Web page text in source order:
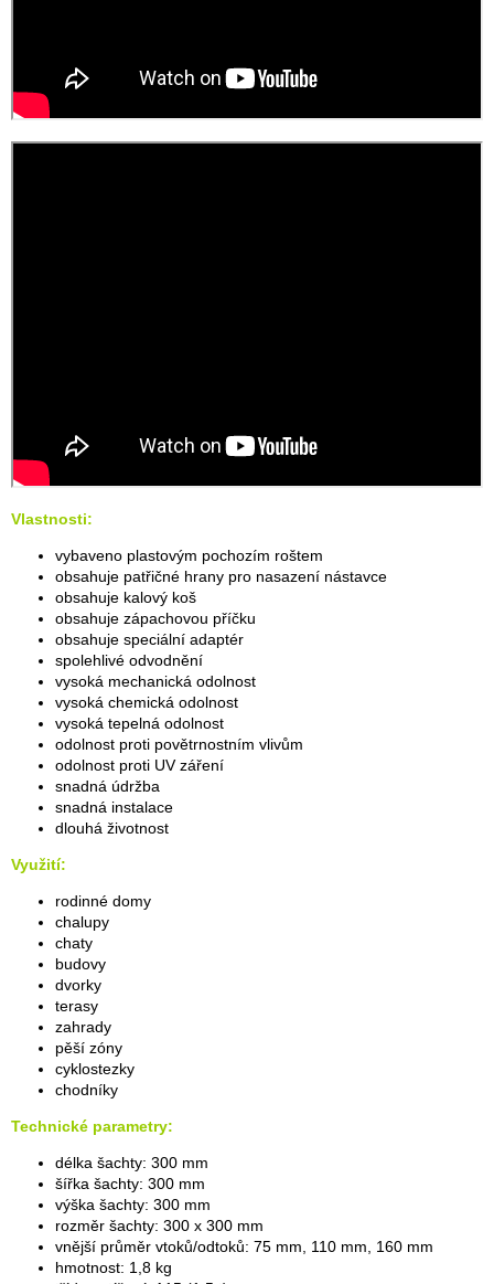
Vlastnosti:
vybaveno plastovým pochozím roštem
obsahuje patřičné hrany pro nasazení nástavce
obsahuje kalový koš
obsahuje zápachovou příčku
obsahuje speciální adaptér
spolehlivé odvodnění
vysoká mechanická odolnost
vysoká chemická odolnost
vysoká tepelná odolnost
odolnost proti povětrnostním vlivům
odolnost proti UV záření
snadná údržba
snadná instalace
dlouhá životnost
Využití:
rodinné domy
chalupy
chaty
budovy
dvorky
terasy
zahrady
pěší zóny
cyklostezky
chodníky
Technické parametry:
délka šachty: 300 mm
šířka šachty: 300 mm
výška šachty: 300 mm
rozměr šachty: 300 x 300 mm
vnější průměr vtoků/odtoků: 75 mm, 110 mm, 160 mm
hmotnost: 1,8 kg